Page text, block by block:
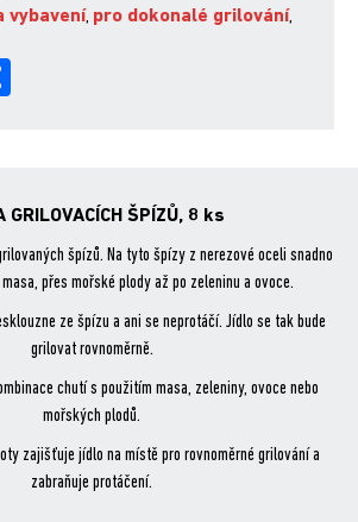
vybavení, pro dokonalé grilování,
GRILOVACÍCH ŠPÍZŮ, 8 ks
špízů. Na tyto špízy z nerezové oceli snadno
přes mořské plody až po zeleninu a ovoce.
ze špízu a ani se neprotáčí. Jídlo se tak bude
grilovat rovnoměrně.
chutí s použitím masa, zeleniny, ovoce nebo
mořských plodů.
zajišťuje jídlo na místě pro rovnoměrné grilování a
zabraňuje protáčení.